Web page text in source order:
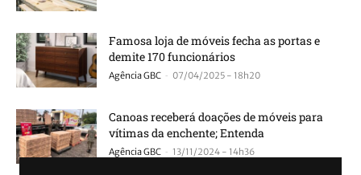
Famosa loja de móveis fecha as portas e
demite 170 funcionários
Agência GBC - 07/04/2025 - 18h20
Canoas receberá doações de móveis para
vítimas da enchente; Entenda
Agência GBC - 13/11/2024 - 14h36